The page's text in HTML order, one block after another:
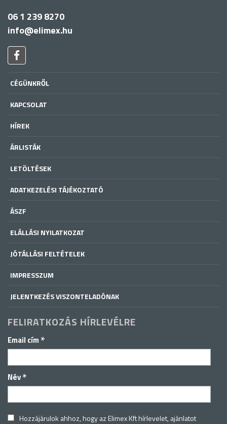
06 1 239 8270
info@elimex.hu
CÉGÜNKRŐL
KAPCSOLAT
HÍREK
ÁRLISTÁK
LETÖLTÉSEK
ADATKEZELÉSI TÁJÉKOZTATÓ
ÁSZF
ELÁLLÁSI NYILATKOZAT
JÓTÁLLÁSI FELTÉTELEK
IMPRESSZUM
JELENTKEZÉS VISZONTELADÓNAK
FELIRATKOZÁS HÍRLEVÉLRE
Email cím *
Név*
Hozzájárulok ahhoz, hogy az Elimex Kft hírlevelet, ajánlatot